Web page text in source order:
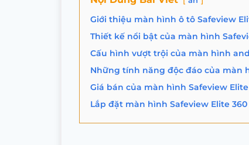
Giới thiệu màn hình ô tô Safeview
Thiết kế nổi bật của màn hình
Cấu hình vượt trội của màn hình
Những tính năng độc đáo của màn
Giá bán của màn hình Safeview
Lắp đặt màn hình Safeview Elite